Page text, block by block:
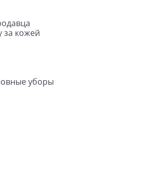
за кожей
уборы